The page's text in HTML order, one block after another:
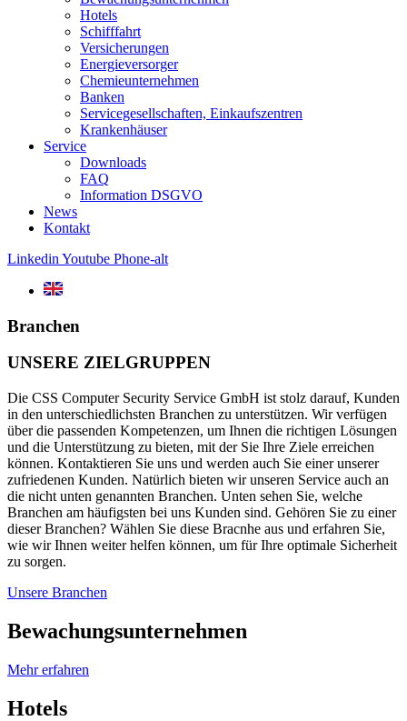
Hotels
Schifffahrt
Versicherungen
Energieversorger
Chemieunternehmen
Banken
Servicegesellschaften, Einkaufszentren
Krankenhäuser
Service
Downloads
FAQ
Information DSGVO
News
Kontakt
Linkedin Youtube Phone-alt
Branchen
UNSERE ZIELGRUPPEN
Die CSS Computer Security Service GmbH ist stolz darauf, Kunden
in den unterschiedlichsten Branchen zu unterstützen. Wir verfügen
über die passenden Kompetenzen, um Ihnen die richtigen Lösungen
und die Unterstützung zu bieten, mit der Sie Ihre Ziele erreichen
können. Kontaktieren Sie uns und werden auch Sie einer unserer
zufriedenen Kunden. Natürlich bieten wir unseren Service auch an
die nicht unten genannten Branchen. Unten sehen Sie, welche
Branchen am häufigsten bei uns Kunden sind. Gehören Sie zu einer
dieser Branchen? Wählen Sie diese Bracnhe aus und erfahren Sie,
wie wir Ihnen weiter helfen können, um für Ihre optimale Sicherheit
zu sorgen.
Unsere Branchen
Bewachungsunternehmen
Mehr erfahren
Hotels